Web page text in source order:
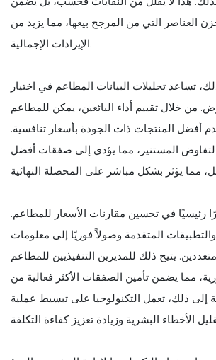
العناصر التي من المرجح بيعها، مما يزيد من
الإيرادات الإجمالية.
تساعد تحليلات البيانات المطاعم في اختيار
من خلال تقييم أداء البائعين، يمكن للمطاعم
أفضل المنتجات ذات الجودة بأسعار تنافسية.
المستنير، مما يؤدي إلى صفقات أفضل
رئيسيًا في تحسين مقارنات الأسعار للمطاعم.
المتقدمة وصولاً فوريًا إلى معلومات
يتيح ذلك للمديرين التنفيذيين للمطاعم
مما يضمن تأمين الصفقات الأكثر فعالية من
إلى ذلك، تعمل التكنولوجيا على تبسيط عملية